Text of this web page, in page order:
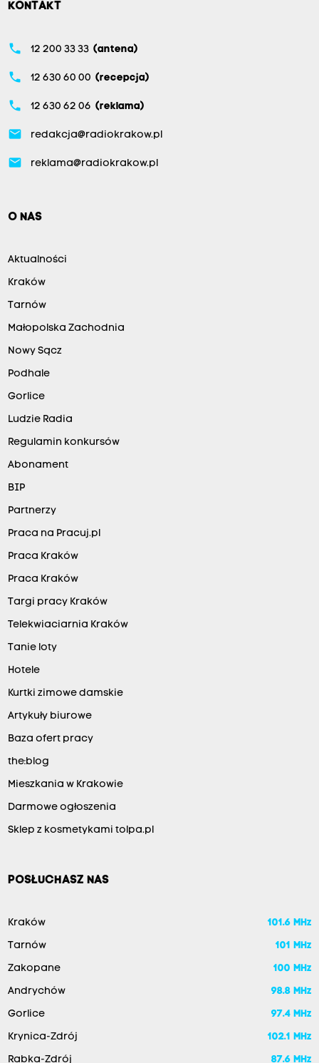
KONTAKT
phone 12 200 33 33 (antena)
phone 12 630 60 00 (recepcja)
phone 12 630 62 06 (reklama)
email redakcja@radiokrakow.pl
email reklama@radiokrakow.pl
O NAS
Aktualności
Kraków
Tarnów
Małopolska Zachodnia
Nowy Sącz
Podhale
Gorlice
Ludzie Radia
Regulamin konkursów
Abonament
BIP
Partnerzy
Praca na Pracuj.pl
Praca Kraków
Praca Kraków
Targi pracy Kraków
Telekwiaciarnia Kraków
Tanie loty
Hotele
Kurtki zimowe damskie
Artykuły biurowe
Baza ofert pracy
the:blog
Mieszkania w Krakowie
Darmowe ogłoszenia
Sklep z kosmetykami tolpa.pl
POSŁUCHASZ NAS
Kraków 101.6 MHz
Tarnów 101 MHz
Zakopane 100 MHz
Andrychów 98.8 MHz
Gorlice 97.4 MHz
Krynica-Zdrój 102.1 MHz
Rabka-Zdrój 87.6 MHz